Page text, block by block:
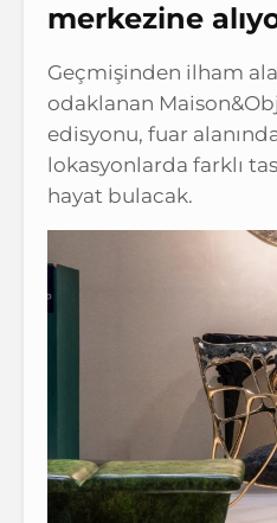
merkezine
Geçmişinden ilham
odaklanan
edisyonu, fuar
lokasyonlarda farklı
hayat bulacak.